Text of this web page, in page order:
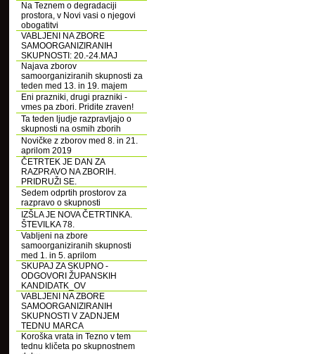
Na Teznem o degradaciji
prostora, v Novi vasi o njegovi
obogatitvi
VABLJENI NA ZBORE
SAMOORGANIZIRANIH
SKUPNOSTI: 20.-24.MAJ
Najava zborov
samoorganiziranih skupnosti za
teden med 13. in 19. majem
Eni prazniki, drugi prazniki -
vmes pa zbori. Pridite zraven!
Ta teden ljudje razpravljajo o
skupnosti na osmih zborih
Novičke z zborov med 8. in 21.
aprilom 2019
ČETRTEK JE DAN ZA
RAZPRAVO NA ZBORIH.
PRIDRUŽI SE.
Sedem odprtih prostorov za
razpravo o skupnosti
IZŠLA JE NOVA ČETRTINKA.
ŠTEVILKA 78.
Vabljeni na zbore
samoorganiziranih skupnosti
med 1. in 5. aprilom
SKUPAJ ZA SKUPNO -
ODGOVORI ŽUPANSKIH
KANDIDATK_OV
VABLJENI NA ZBORE
SAMOORGANIZIRANIH
SKUPNOSTI V ZADNJEM
TEDNU MARCA
Koroška vrata in Tezno v tem
tednu kličeta po skupnostnem